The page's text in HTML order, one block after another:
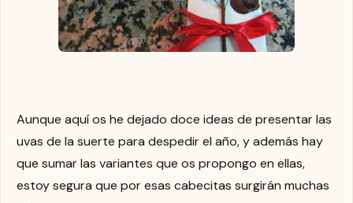
Aunque aquí os he dejado doce ideas de presentar las
uvas de la suerte para despedir el año, y además hay
que sumar las variantes que os propongo en ellas,
estoy segura que por esas cabecitas surgirán muchas